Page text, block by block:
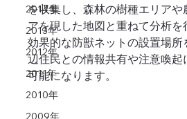
2014年
2013年
2012年
2011年
2010年
2009年
を収集し、森林の樹種エリアや
アを現した地図と重ねて分析を
効果的な防獣ネットの設置場所
辺住民との情報共有や注意喚
可能になります。